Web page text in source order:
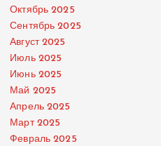
Октябрь 2025
Сентябрь 2025
Август 2025
Июль 2025
Июнь 2025
Май 2025
Апрель 2025
Март 2025
Февраль 2025